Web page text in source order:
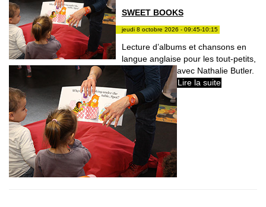
SWEET BOOKS
jeudi 8 octobre 2026 - 09:45-10:15
Lecture d’albums et chansons en
langue anglaise pour les tout-petits,
avec Nathalie Butler.
Lire la suite